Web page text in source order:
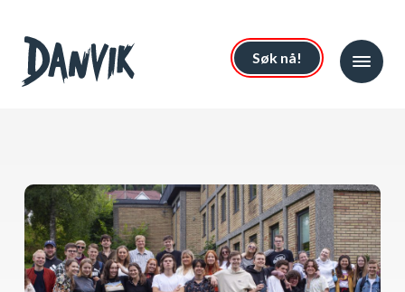
Søk nå!